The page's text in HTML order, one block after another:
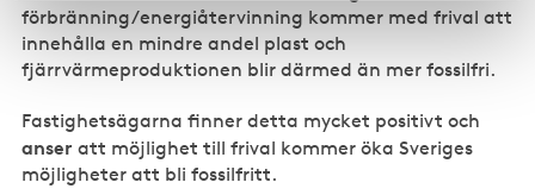
förbränning/energiåtervinning kommer med frival att
innehålla en mindre andel plast och
fjärrvärmeproduktionen blir därmed än mer fossilfri.
Fastighetsägarna finner detta mycket positivt och
anser att möjlighet till frival kommer öka Sveriges
möjligheter att bli fossilfritt.